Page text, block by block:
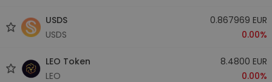
USDS
USDS
0.867969 EUR
0.00%
LEO Token
LEO
8.4800 EUR
0.00%